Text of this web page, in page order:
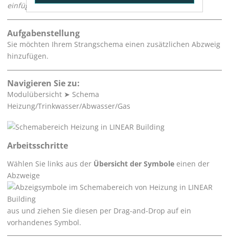
einfügen.
Aufgabenstellung
Sie möchten Ihrem Strangschema einen zusätzlichen Abzweig
hinzufügen.
Navigieren Sie zu:
Modulübersicht ➤ Schema
Heizung/Trinkwasser/Abwasser/Gas
Arbeitsschritte
Wählen Sie links aus der Übersicht der Symbole einen der
Abzweige
aus und ziehen Sie diesen per Drag-and-Drop auf ein
vorhandenes Symbol.